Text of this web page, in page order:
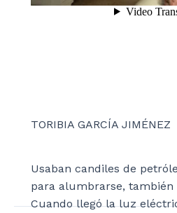
TORIBIA GARCÍA JIMÉNEZ
Usaban candiles de
para alumbrarse, también
Cuando llegó la luz